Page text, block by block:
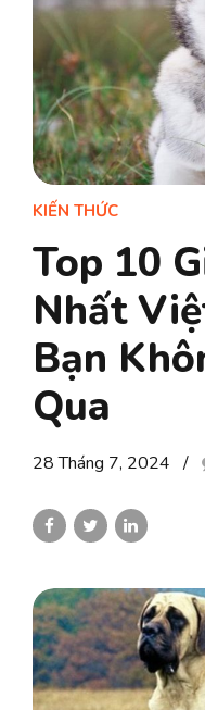
KIẾN THỨC
Top 10
Nhất
Bạn
Qua
28 Tháng 7, 2024